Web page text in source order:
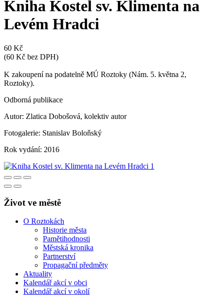
Kniha Kostel sv. Klimenta na
Levém Hradci
60 Kč
(60 Kč bez DPH)
K zakoupení na podatelně MÚ Roztoky (Nám. 5. května 2,
Roztoky).
Odborná publikace
Autor: Zlatica Dobošová, kolektiv autor
Fotogalerie: Stanislav Boloňský
Rok vydání: 2016
Život ve městě
O Roztokách
Historie města
Pamětihodnosti
Městská kronika
Partnerství
Propagační předměty
Aktuality
Kalendář akcí v obci
Kalendář akcí v okolí